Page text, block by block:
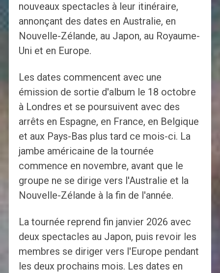
nouveaux spectacles à leur itinéraire,
annonçant des dates en Australie, en
Nouvelle-Zélande, au Japon, au Royaume-
Uni et en Europe.
Les dates commencent avec une
émission de sortie d'album le 18 octobre
à Londres et se poursuivent avec des
arrêts en Espagne, en France, en Belgique
et aux Pays-Bas plus tard ce mois-ci. La
jambe américaine de la tournée
commence en novembre, avant que le
groupe ne se dirige vers l'Australie et la
Nouvelle-Zélande à la fin de l'année.
La tournée reprend fin janvier 2026 avec
deux spectacles au Japon, puis revoir les
membres se diriger vers l'Europe pendant
les deux prochains mois. Les dates en